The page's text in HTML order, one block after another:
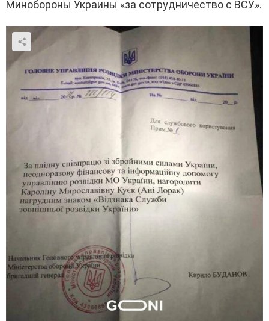
Минобороны Украины «за сотрудничество с ВСУ».